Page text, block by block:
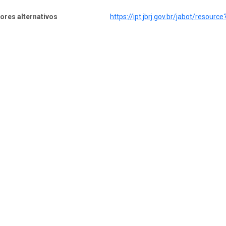
alternativos https://ipt.jbrj.gov.br/jabot/